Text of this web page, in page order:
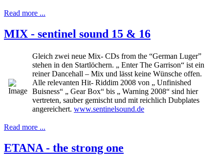
Read more ...
MIX - sentinel sound 15 & 16
Gleich zwei neue Mix- CDs from the “German Luger”
stehen in den Startlöchern. „ Enter The Garrison“ ist ein
reiner Dancehall – Mix und lässt keine Wünsche offen.
Alle relevanten Hit- Riddim 2008 von „ Unfinished
Buisness“ „ Gear Box“ bis „ Warning 2008“ sind hier
vertreten, sauber gemischt und mit reichlich Dubplates
angereichert. www.sentinelsound.de
Read more ...
ETANA - the strong one